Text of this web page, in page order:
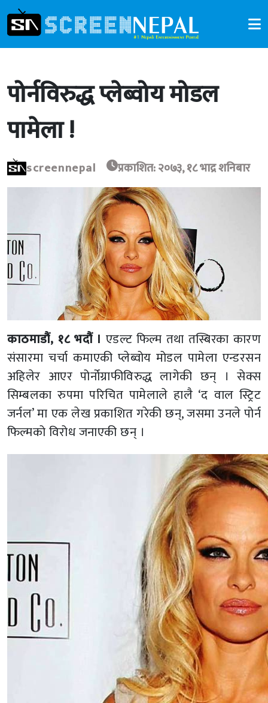
पोर्नविरुद्ध प्लेब्वोय मोडल
पामेला !
screennepal प्रकाशित: २०७३, १८ भाद्र शनिबार
काठमाडौं, १८ भदौं । एडल्ट फिल्म तथा तस्बिरका कारण
संसारमा चर्चा कमाएकी प्लेब्वोय मोडल पामेला एन्डरसन
अहिलेर आएर पोर्नोग्राफीविरुद्ध लागेकी छन् । सेक्स
सिम्बलका रुपमा परिचित पामेलाले हालै ‘द वाल स्ट्रिट
जर्नल’ मा एक लेख प्रकाशित गरेकी छन्, जसमा उनले पोर्न
फिल्मको विरोध जनाएकी छन् ।